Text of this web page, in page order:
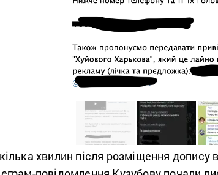
хвилин після розміщення допису